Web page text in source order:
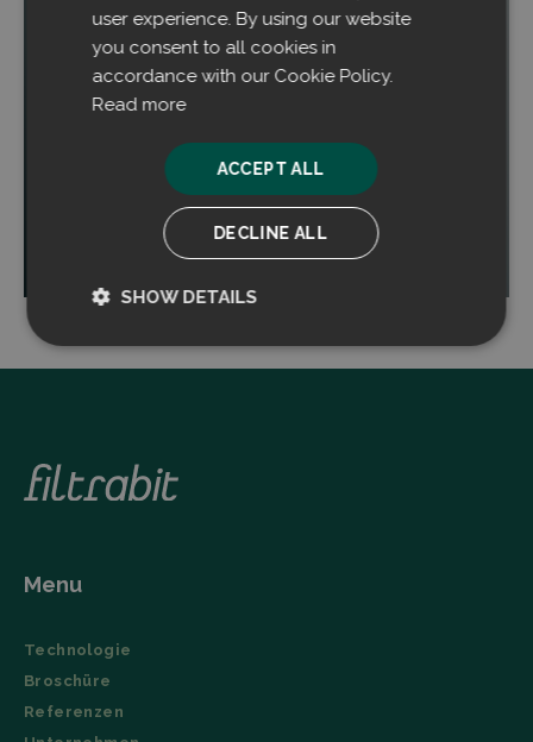
Tornio
Outokumpu in Tornio bietet.
Menu
Technologie
Broschüre
Referenzen
user experience. By using our website
you consent to all cookies in
accordance with our Cookie Policy.
Read more
ACCEPT ALL
DECLINE ALL
SHOW DETAILS
Strictly
necessary
Performance
Targeting